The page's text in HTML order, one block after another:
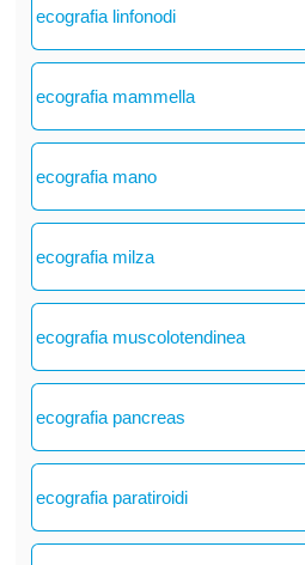
ecografia linfonodi
ecografia mammella
ecografia mano
ecografia milza
ecografia muscolotendinea
ecografia pancreas
ecografia paratiroidi